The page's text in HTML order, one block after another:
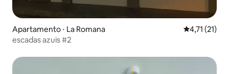
Apartamento ⋅ La Romana 4,71 de uma
4,71 (21)
escadas azuis #2